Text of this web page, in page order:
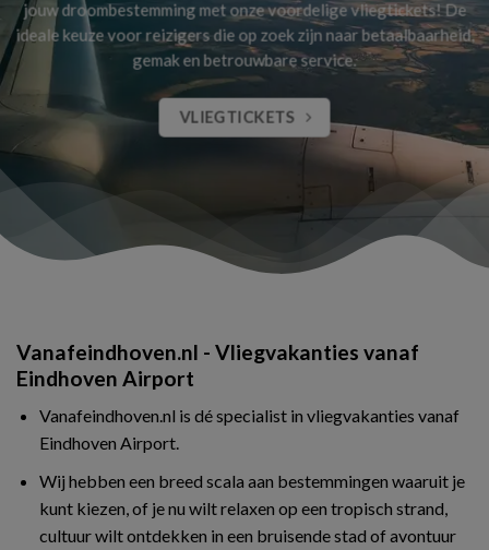
jouw droombestemming met onze voordelige vliegtickets! De
ideale keuze voor reizigers die op zoek zijn naar betaalbaarheid,
gemak en betrouwbare service.
VLIEGTICKETS
Vanafeindhoven.nl - Vliegvakanties vanaf
Eindhoven Airport
Vanafeindhoven.nl is dé specialist in vliegvakanties vanaf
Eindhoven Airport.
Wij hebben een breed scala aan bestemmingen waaruit je
kunt kiezen, of je nu wilt relaxen op een tropisch strand,
cultuur wilt ontdekken in een bruisende stad of avontuur